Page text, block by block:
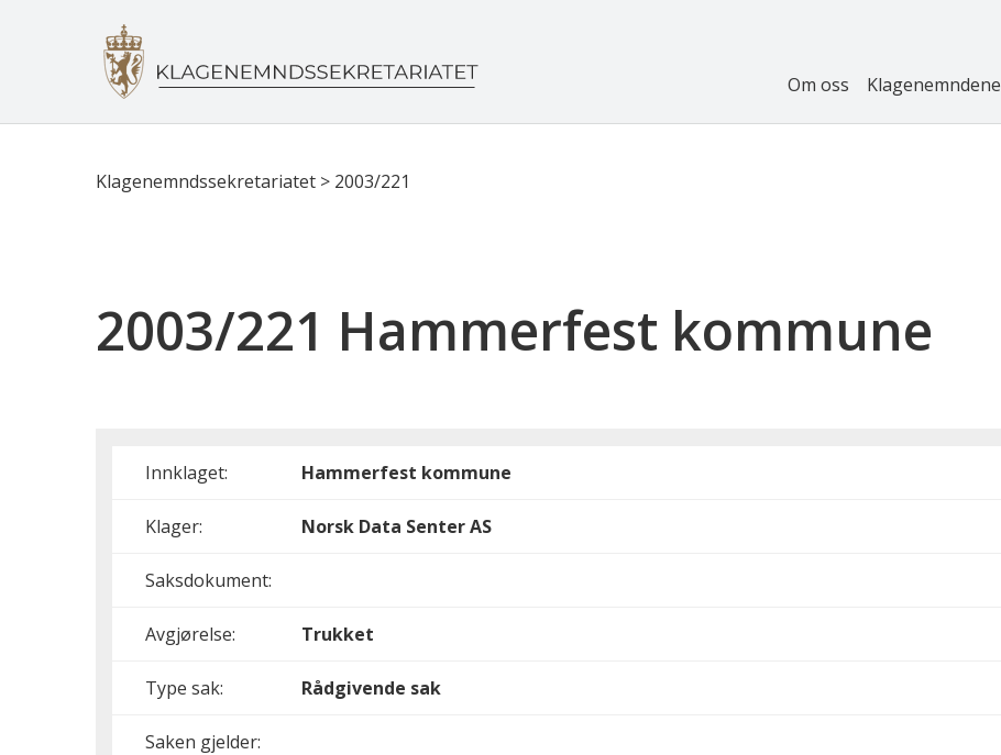
Om oss Klagenemndene
Klagenemndssekretariatet > 2003/221
2003/221 Hammerfest kommune
Innklaget: Hammerfest kommune
Klager: Norsk Data Senter AS
Saksdokument:
Avgjørelse: Trukket
Type sak: Rådgivende sak
Saken gjelder: